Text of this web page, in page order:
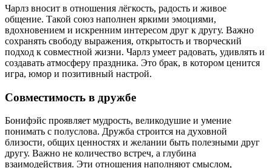
Чарлз вносит в отношения лёгкость, радость и живое
общение. Такой союз наполнен яркими эмоциями,
вдохновением и искренним интересом друг к другу. Важно
сохранять свободу выражения, открытость и творческий
подход к совместной жизни. Чарлз умеет радовать, удивлять и
создавать атмосферу праздника. Это брак, в котором ценится
игра, юмор и позитивный настрой.
Совместимость в дружбе
Бонифэйс проявляет мудрость, великодушие и умение
понимать с полуслова. Дружба строится на духовной
близости, общих ценностях и желании быть полезными друг
другу. Важно не количество встреч, а глубина
взаимодействия. Эти отношения наполняют смыслом,